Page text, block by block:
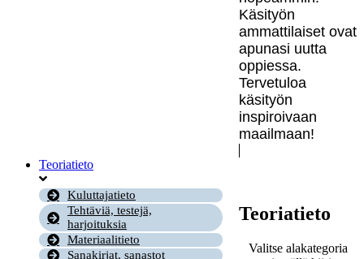
Käsityön
ammattilaiset ovat
apunasi uutta
oppiessa.
Tervetuloa
käsityön
inspiroivaan
maailmaan!
Teoriatieto
Kuluttajatieto
Tehtäviä, testejä,
harjoituksia
Materiaalitieto
Sanakirjat, sanastot
Teoriatieto
Valitse alakategoria